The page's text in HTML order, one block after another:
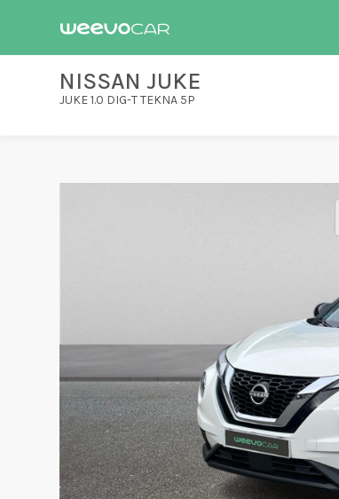
NISSAN JUKE
JUKE 1.0 DIG-T TEKNA 5P